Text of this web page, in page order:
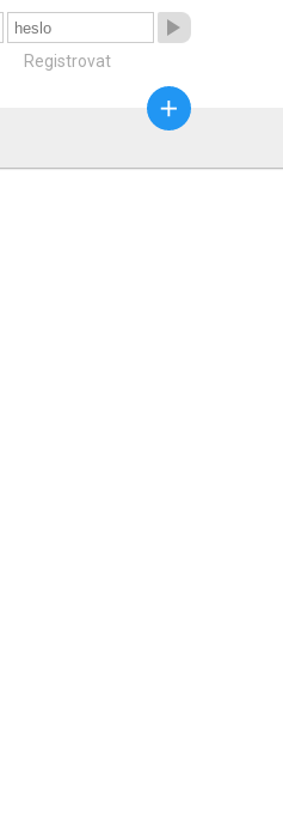

Registrovat
